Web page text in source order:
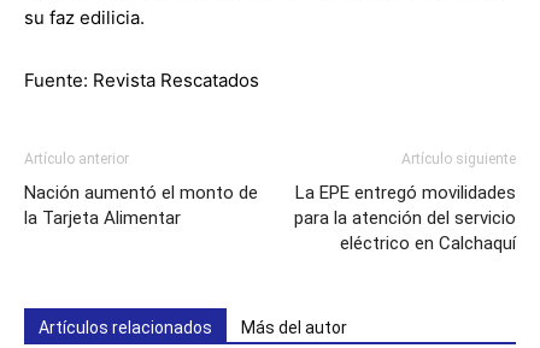
su faz edilicia.
Fuente: Revista Rescatados
Artículo anterior
Nación aumentó el monto de
la Tarjeta Alimentar
Artículo siguiente
La EPE entregó movilidades
para la atención del servicio
eléctrico en Calchaquí
Artículos relacionados Más del autor